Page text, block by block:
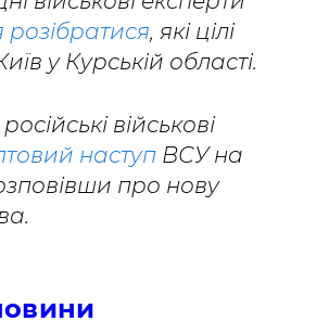
, які цілі
у Курській області.
військові
наступ ВСУ на
про нову